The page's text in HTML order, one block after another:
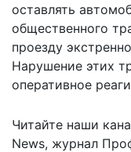
оставлять
общественного
проезду
Нарушение этих
оперативное
Читайте наши
News, журнал